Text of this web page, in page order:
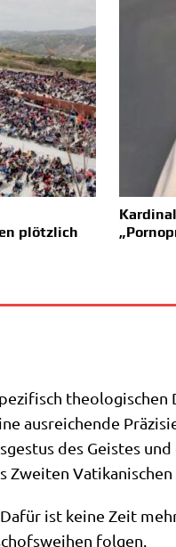
plötzlich
aus­rei­chen­de
des Gei­stes
Zwei­ten
ist kei­ne Zeit
folgen.